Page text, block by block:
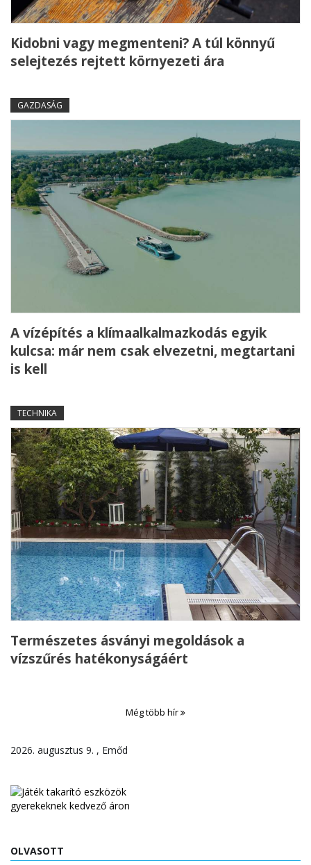
Kidobni vagy megmenteni? A túl könnyű
selejtezés rejtett környezeti ára
GAZDASÁG
A vízépítés a klímaalkalmazkodás egyik
kulcsa: már nem csak elvezetni, megtartani
is kell
TECHNIKA
Természetes ásványi megoldások a
vízszűrés hatékonyságáért
Még több hír
2026. augusztus 9. , Emőd
OLVASOTT